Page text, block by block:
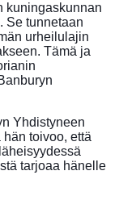
kuningaskunnan
Se tunnetaan
urheilulajin
Tämä ja
Yhdistyneen
toivoo, että
tarjoaa hänelle